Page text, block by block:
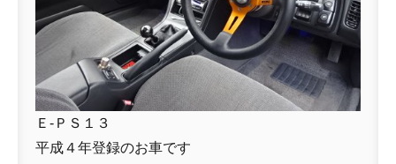
Ｅ-ＰＳ１３
平成４年登録のお車です